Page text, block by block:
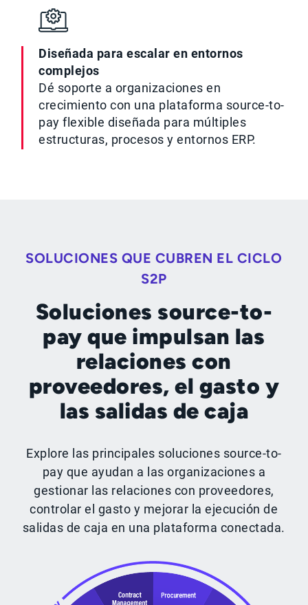
Diseñada para escalar en entornos
complejos
Dé soporte a organizaciones en
crecimiento con una plataforma source-to-
pay flexible diseñada para múltiples
estructuras, procesos y entornos ERP.
SOLUCIONES QUE CUBREN EL CICLO
S2P
Soluciones source-to-
pay que impulsan las
relaciones con
proveedores, el gasto y
las salidas de caja
Explore las principales soluciones source-to-
pay que ayudan a las organizaciones a
gestionar las relaciones con proveedores,
controlar el gasto y mejorar la ejecución de
salidas de caja en una plataforma conectada.